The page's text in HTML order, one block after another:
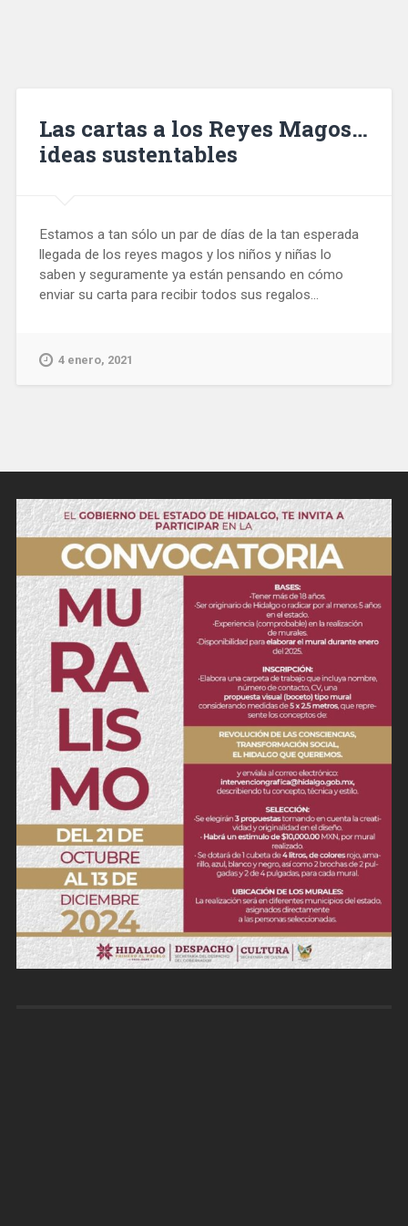
Las cartas a los Reyes Magos…
ideas sustentables
Estamos a tan sólo un par de días de la tan esperada
llegada de los reyes magos y los niños y niñas lo
saben y seguramente ya están pensando en cómo
enviar su carta para recibir todos sus regalos...
4 enero, 2021